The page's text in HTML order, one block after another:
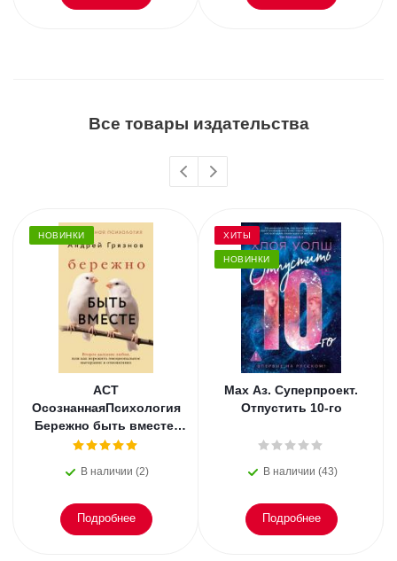
Все товары издательства
НОВИНКИ
АСТ
ОсознаннаяПсихология
Бережно быть вместе.
Второе дыхание любви,
эмоциональное
В наличии (2)
Подробнее
ХИТЫ
НОВИНКИ
Мах Аз. Суперпроект.
Отпустить 10-го
В наличии (43)
Подробнее